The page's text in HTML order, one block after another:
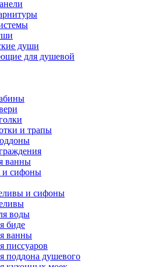
души
для душевой
и трапы
ванны
и сифоны
и сифоны
воды
биде
ванны
писсуаров
поддона душевого